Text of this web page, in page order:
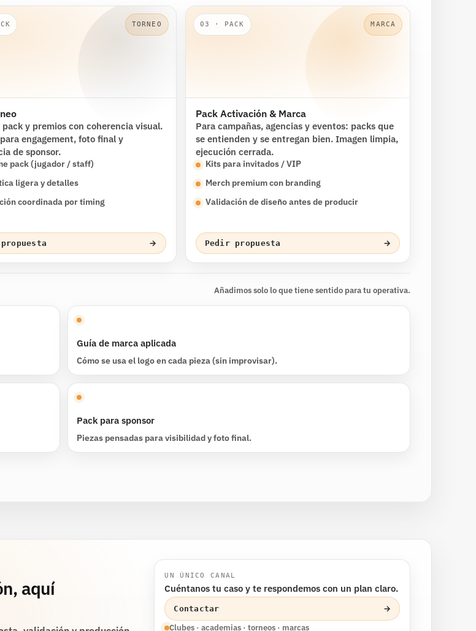
TORNEO
pack y premios con coherencia visual.
engagement, foto final y
de sponsor.
pack (jugador / staff)
ligera y detalles
coordinada por timing
→
03 · PACK MARCA
Pack Activación & Marca
Para campañas, agencias y eventos: packs que
se entienden y se entregan bien. Imagen limpia,
ejecución cerrada.
Kits para invitados / VIP
Merch premium con branding
Validación de diseño antes de producir
Pedir propuesta →
Añadimos solo lo que tiene sentido para tu operativa.
Guía de marca aplicada
Cómo se usa el logo en cada pieza (sin improvisar).
Pack para sponsor
Piezas pensadas para visibilidad y foto final.
aquí
UN ÚNICO CANAL
Cuéntanos tu caso y te respondemos con un plan claro.
Contactar
→
Clubes · academias · torneos · marcas